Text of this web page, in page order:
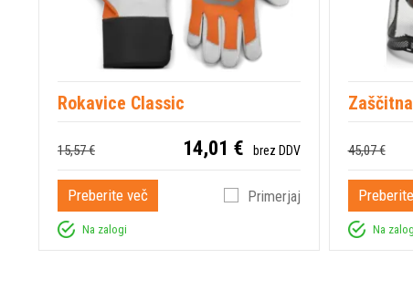
Rokavice Classic
15,57 € 14,01 € brez DDV
Preberite več Primerjaj
Na zalogi
45,07 €
Na